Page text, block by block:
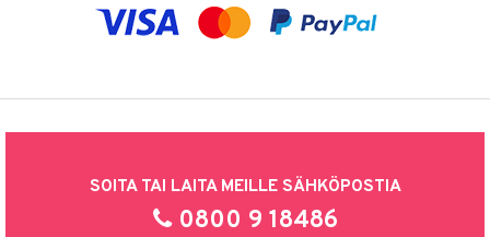
SOITA TAI LAITA MEILLE SÄHKÖPOSTIA
0800 9 18486